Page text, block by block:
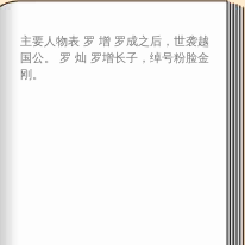
主要人物表 罗 增 罗成之后，世袭越
国公。 罗 灿 罗增长子，绰号粉脸金
刚。